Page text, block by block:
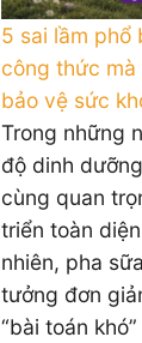
5 sai lầm phổ
công thức
bảo vệ sức
Trong những
độ dinh
cùng quan
triển toàn
nhiên, pha
tưởng đơn
“bài toán